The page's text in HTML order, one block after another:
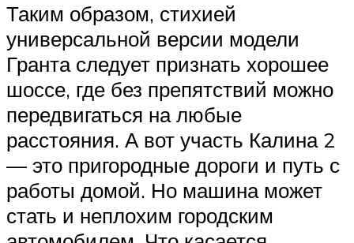
Таким образом, стихией
универсальной версии модели
Гранта следует признать хорошее
шоссе, где без препятствий можно
передвигаться на любые
расстояния. А вот участь Калина 2
— это пригородные дороги и путь с
работы домой. Но машина может
стать и неплохим городским